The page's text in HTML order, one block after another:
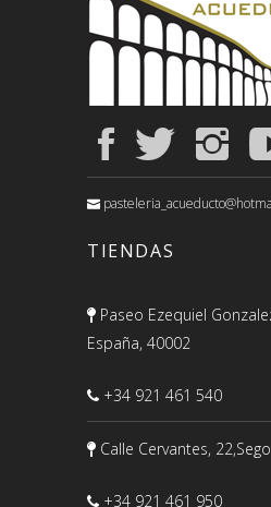
TIENDAS
Paseo Ezequiel
España, 40002
+34 921 461 540
Calle Cervantes,
+34 921 461 950